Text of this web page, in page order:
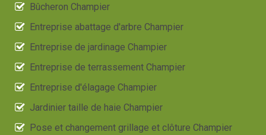
Bûcheron Champier
Entreprise abattage d'arbre Champier
Entreprise de jardinage Champier
Entreprise de terrassement Champier
Entreprise d'élagage Champier
Jardinier taille de haie Champier
Pose et changement grillage et clôture Champier